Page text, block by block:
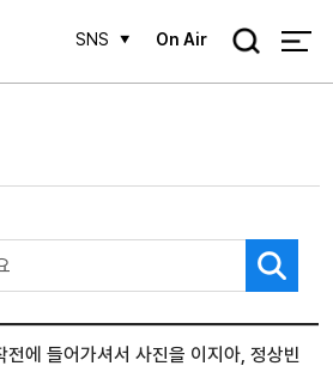
SNS On Air
검
에 들어가셔서 사진을 이지아, 정상빈